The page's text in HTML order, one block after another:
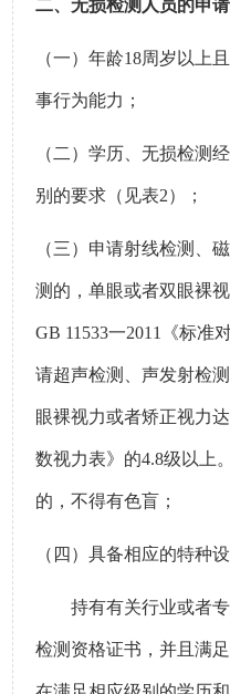
二、无损检测人员的申
（一）年龄18周岁以上
事行为能力；
（二）学历、无损检测
别的要求（ 见表2）；
（三） 申请射线检测、
测的，单眼或者双眼裸
GB 11533一2011 《标准
请超声检测、声发射检
眼裸视力或者矫正视力
数视力表》的4.8级以上
的，不得有色盲；
（四）具备相应的特种
持有有关行业或者专
检测资格证书，并且满